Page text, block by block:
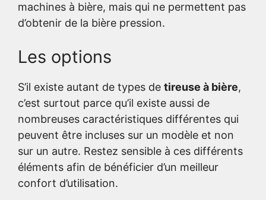
machines à bière, mais qui ne permettent pas
d’obtenir de la bière pression.
Les options
S’il existe autant de types de tireuse à bière,
c’est surtout parce qu’il existe aussi de
nombreuses caractéristiques différentes qui
peuvent être incluses sur un modèle et non
sur un autre. Restez sensible à ces différents
éléments afin de bénéficier d’un meilleur
confort d’utilisation.